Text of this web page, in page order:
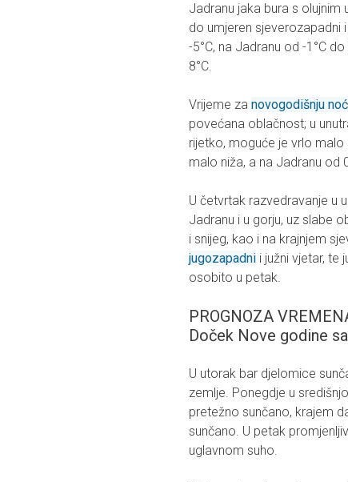
Jadranu jaka bura s olujnim
do umjeren sjeverozapadni
-5°C, na Jadranu od -1°C
8°C.
Vrijeme za novogodišnju noć
povećana oblačnost; u
rijetko, moguće je vrlo malo
malo niža, a na Jadranu od
U četvrtak razvedravanje u
Jadranu i u gorju, uz slabe
i snijeg, kao i na krajnjem
jugozapadni i južni vjetar, te
osobito u petak.
PROGNOZA
Doček Nove godine
U utorak bar djelomice
zemlje. Ponegdje u
pretežno sunčano, krajem
sunčano. U petak
uglavnom suho.